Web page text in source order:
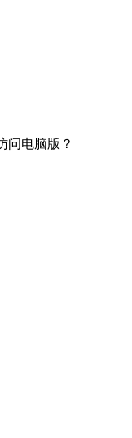
问电脑版？